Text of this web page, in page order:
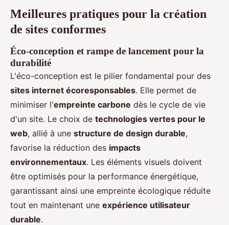
Meilleures pratiques pour la création
de sites conformes
Éco-conception et rampe de lancement pour la
durabilité
L'éco-conception est le pilier fondamental pour des
sites internet écoresponsables. Elle permet de
minimiser l'empreinte carbone dès le cycle de vie
d'un site. Le choix de technologies vertes pour le
web, allié à une structure de design durable,
favorise la réduction des impacts
environnementaux. Les éléments visuels doivent
être optimisés pour la performance énergétique,
garantissant ainsi une empreinte écologique réduite
tout en maintenant une expérience utilisateur
durable.